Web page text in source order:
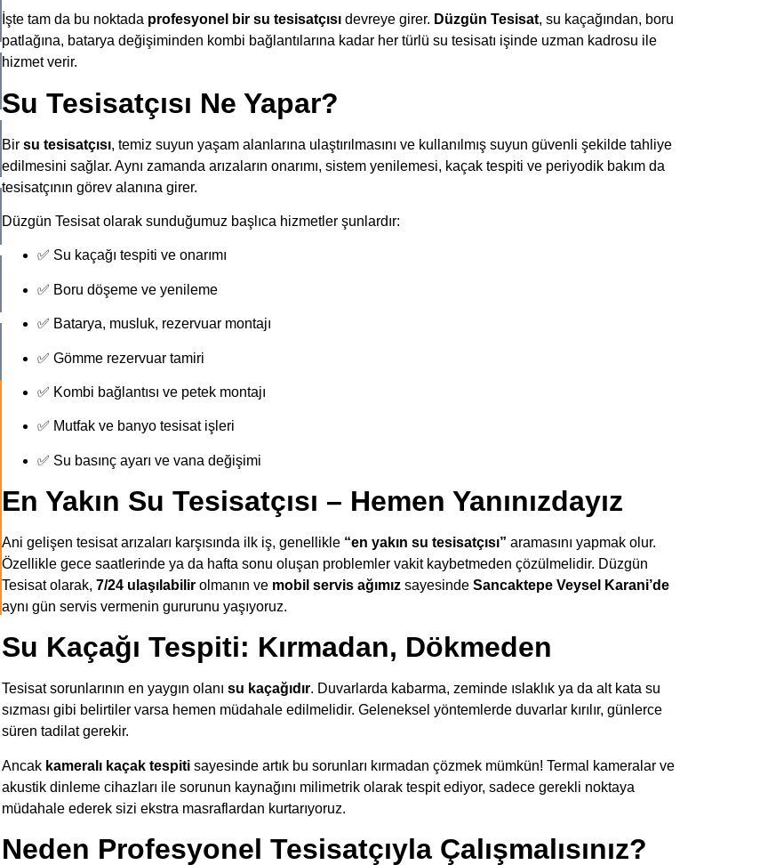
İşte tam da bu noktada profesyonel bir su tesisatçısıdevreye girer. Düzgün Tesisat, su kaçağından, boru
patlağına, batarya değişiminden kombi bağlantılarına kadar her türlü su tesisatı işinde uzman kadrosu ile
hizmet verir.
Su Tesisatçısı Ne Yapar?
Bir su tesisatçısı, temiz suyun yaşam alanlarına ulaştırılmasını ve kullanılmış suyun güvenli şekilde tahliye
edilmesini sağlar. Aynı zamanda arızaların onarımı, sistem yenilemesi, kaçak tespiti ve periyodik bakım da
tesisatçının görev alanına girer.
Düzgün Tesisat olarak sunduğumuz başlıca hizmetler şunlardır:
✅ Su kaçağı tespiti ve onarımı
✅ Boru döşeme ve yenileme
✅ Batarya, musluk, rezervuar montajı
✅ Gömme rezervuar tamiri
✅ Kombi bağlantısı ve petek montajı
✅ Mutfak ve banyo tesisat işleri
✅ Su basınç ayarı ve vana değişimi
En Yakın Su Tesisatçısı – Hemen Yanınızdayız
Ani gelişen tesisat arızaları karşısında ilk iş, genellikle “en yakın su tesisatçısı” aramasını yapmak olur.
Özellikle gece saatlerinde ya da hafta sonu oluşan problemler vakit kaybetmeden çözülmelidir. Düzgün
Tesisat olarak, 7/24 ulaşılabilirolmanın ve mobil servis ağımızsayesinde Sancaktepe Veysel Karani’de
aynı gün servis vermenin gururunu yaşıyoruz.
Su Kaçağı Tespiti: Kırmadan, Dökmeden
Tesisat sorunlarının en yaygın olanı su kaçağıdır. Duvarlarda kabarma, zeminde ıslaklık ya da alt kata su
sızması gibi belirtiler varsa hemen müdahale edilmelidir. Geleneksel yöntemlerde duvarlar kırılır, günlerce
süren tadilat gerekir.
Ancak kameralı kaçak tespitisayesinde artık bu sorunları kırmadan çözmek mümkün! Termal kameralar ve
akustik dinleme cihazları ile sorunun kaynağını milimetrik olarak tespit ediyor, sadece gerekli noktaya
müdahale ederek sizi ekstra masraflardan kurtarıyoruz.
Neden Profesyonel Tesisatçıyla Çalışmalısınız?